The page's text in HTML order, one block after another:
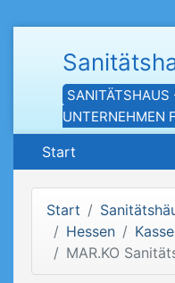
SANITÄTSHAUS
UNTERNEHMEN
Start
Start
Hessen
MAR.KO